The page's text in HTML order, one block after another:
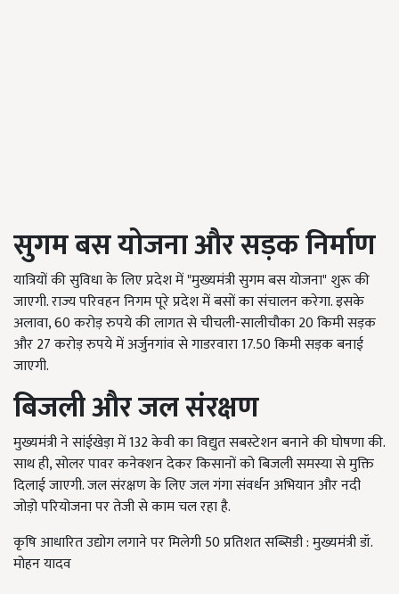
सुगम बस योजना और सड़क निर्माण
यात्रियों की सुविधा के लिए प्रदेश में "मुख्यमंत्री सुगम बस योजना" शुरू की
जाएगी. राज्य परिवहन निगम पूरे प्रदेश में बसों का संचालन करेगा. इसके
अलावा, 60 करोड़ रुपये की लागत से चीचली-सालीचौका 20 किमी सड़क
और 27 करोड़ रुपये में अर्जुनगांव से गाडरवारा 17.50 किमी सड़क बनाई
जाएगी.
बिजली और जल संरक्षण
मुख्यमंत्री ने सांईखेड़ा में 132 केवी का विद्युत सबस्टेशन बनाने की घोषणा की.
साथ ही, सोलर पावर कनेक्शन देकर किसानों को बिजली समस्या से मुक्ति
दिलाई जाएगी. जल संरक्षण के लिए जल गंगा संवर्धन अभियान और नदी
जोड़ो परियोजना पर तेजी से काम चल रहा है.
कृषि आधारित उद्योग लगाने पर मिलेगी 50 प्रतिशत सब्सिडी : मुख्यमंत्री डॉ.
मोहन यादव